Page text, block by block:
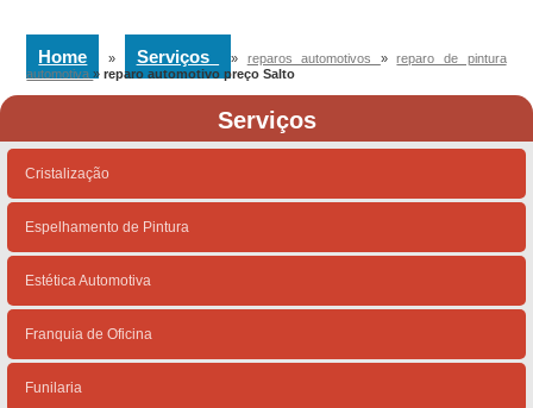
Home » Serviços » reparos automotivos »reparo de pintura
automotiva»reparo automotivo preço Salto
Serviços
Cristalização
Espelhamento de Pintura
Estética Automotiva
Franquia de Oficina
Funilaria